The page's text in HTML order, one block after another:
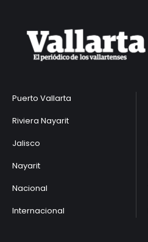
Puerto Vallarta
Riviera Nayarit
Jalisco
Nayarit
Nacional
Internacional